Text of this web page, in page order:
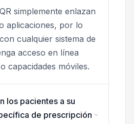
simplemente enlazan
aplicaciones, por lo
cualquier sistema de
acceso en línea
capacidades móviles.
los pacientes a su
de prescripción